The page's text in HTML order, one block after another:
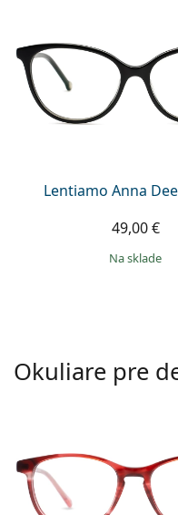
Lentiamo Anna
49,00 €
na sklade
Okuliare pre